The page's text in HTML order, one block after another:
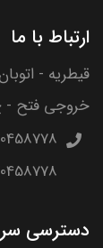
ارتباط با ما
قیطریه -
خروجی فتح - خ
دسترسی